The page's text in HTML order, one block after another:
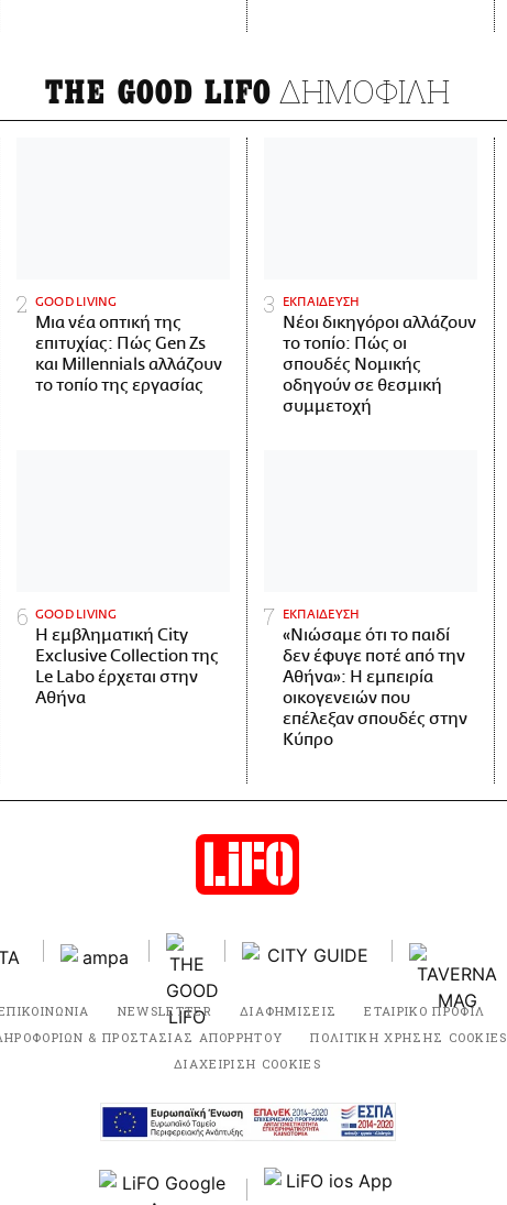
THE GOOD LIFO ΔΗΜΟΦΙΛΗ
GOOD LIVING
Μια νέα οπτική της
επιτυχίας: Πώς Gen Zs
και Millennials αλλάζουν
το τοπίο της εργασίας
ΕΚΠΑΙΔΕΥΣΗ
Νέοι δικηγόροι αλλάζουν
το τοπίο: Πώς οι
σπουδές Νομικής
οδηγούν σε θεσμική
συμμετοχή
GOOD LIVING
Η εμβληματική City
Exclusive Collection της
Le Labo έρχεται στην
Αθήνα
ΕΚΠΑΙΔΕΥΣΗ
«Νιώσαμε ότι το παιδί
δεν έφυγε ποτέ από την
Αθήνα»: Η εμπειρία
οικογενειών που
επέλεξαν σπουδές στην
Κύπρο
NEWSLETTER ΔΙΑΦΗΜΙΣΕΙΣ ΕΤΑΙΡΙΚΟ ΠΡΟΦΙΛ
& ΠΡΟΣΤΑΣΙΑΣ ΑΠΟΡΡΗΤΟΥ
ΠΟΛΙΤΙΚΗ ΧΡΗΣΗΣ COOKIES
ΔΙΑΧΕΙΡΙΣΗ COOKIES